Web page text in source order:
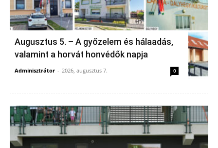
Augusztus 5. – A győzelem és hálaadás,
valamint a horvát honvédők napja
Adminisztrátor - 2026, augusztus 7. 0